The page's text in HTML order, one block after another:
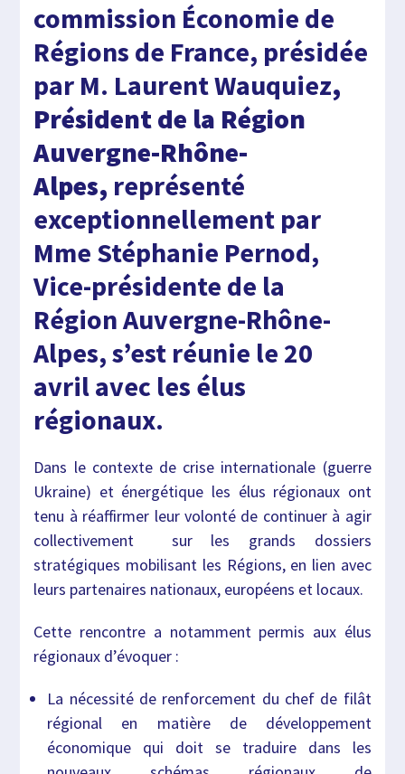
commission Économie de
Régions de France, présidée
par M. Laurent Wauquiez,
Président de la Région
Auvergne-Rhône-
Alpes, représenté
exceptionnellement par
Mme Stéphanie Pernod,
Vice-présidente de la
Région Auvergne-Rhône-
Alpes, s’est réunie le 20
avril avec les élus
régionaux.
Dans le contexte de crise internationale (guerre
Ukraine) et énergétique les élus régionaux ont
tenu à réaffirmer leur volonté de continuer à agir
collectivement sur les grands dossiers
stratégiques mobilisant les Régions, en lien avec
leurs partenaires nationaux, européens et locaux.
Cette rencontre a notamment permis aux élus
régionaux d’évoquer :
La nécessité de renforcement du chef de filât
régional en matière de développement
économique qui doit se traduire dans les